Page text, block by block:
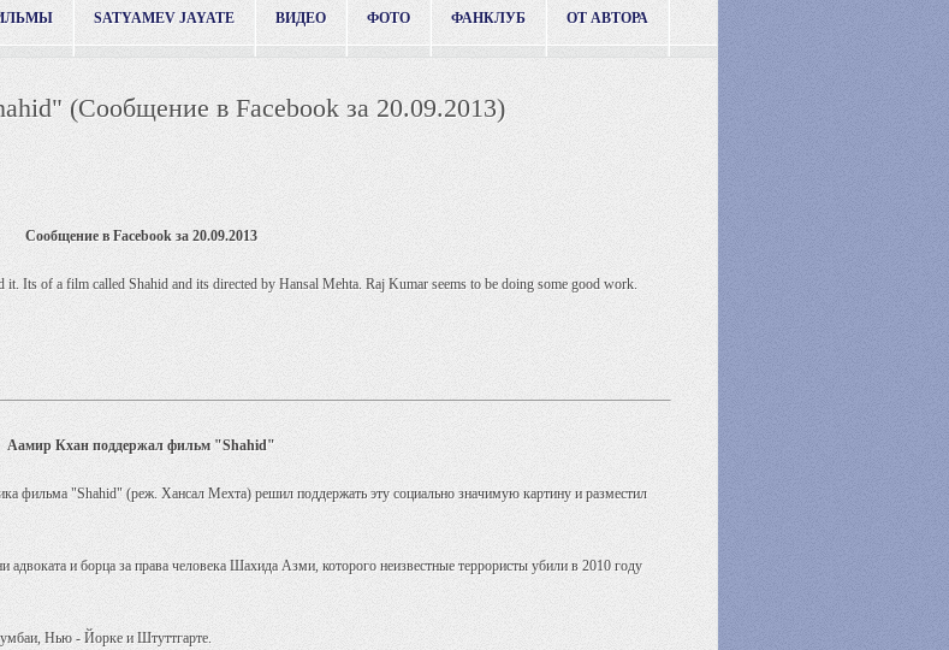
SATYAMEV JAYATE ВИДЕО ФОТО ФАНКЛУБ ОТ АВТОРА
(Сообщение в Facebook за 20.09.2013)
Сообщение в Facebook за 20.09.2013
Its of a film called Shahid and its directed by Hansal Mehta. Raj Kumar seems to be doing some good work.
Аамир Кхан поддержал фильм "Shahid"
фильма "Shahid" (реж. Хансал Мехта) решил поддержать эту социально значимую картину и разместил
и борца за права человека Шахида Азми, которого неизвестные террористы убили в 2010 году
Нью - Йорке и Штуттгарте.